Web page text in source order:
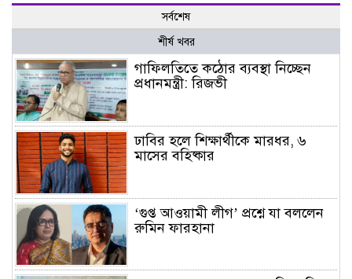
সর্বশেষ
শীর্ষ খবর
গাফিলতিতে কঠোর ব্যবস্থা নিচ্ছেন
প্রধানমন্ত্রী: রিজভী
ঢাবির হলে শিক্ষার্থীকে মারধর, ৬
মাসের বহিষ্কার
‘গুপ্ত আওয়ামী লীগ’ প্রশ্নে যা বললেন
রুমিন ফারহানা